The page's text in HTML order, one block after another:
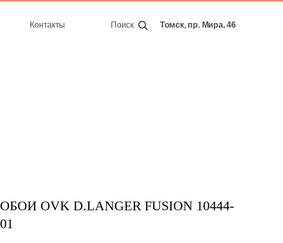
Томск, пр. Мира, 46
Поиск
Контакты
ОБОИ OVK D.LANGER FUSION 10444-
01